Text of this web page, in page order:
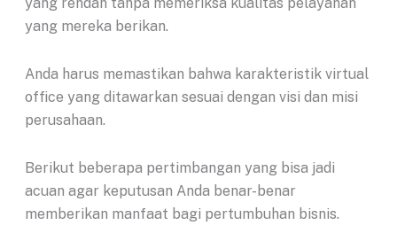
yang rendah tanpa memeriksa kualitas pelayanan
yang mereka berikan.
Anda harus memastikan bahwa karakteristik virtual
office yang ditawarkan sesuai dengan visi dan misi
perusahaan.
Berikut beberapa pertimbangan yang bisa jadi
acuan agar keputusan Anda benar-benar
memberikan manfaat bagi pertumbuhan bisnis.